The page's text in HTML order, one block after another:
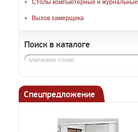
Столы компьютерные и журнальные
Вызов замерщика
Поиск в каталоге
Спецпредложение